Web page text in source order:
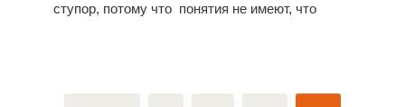
ступор, потому что понятия не имеют, что